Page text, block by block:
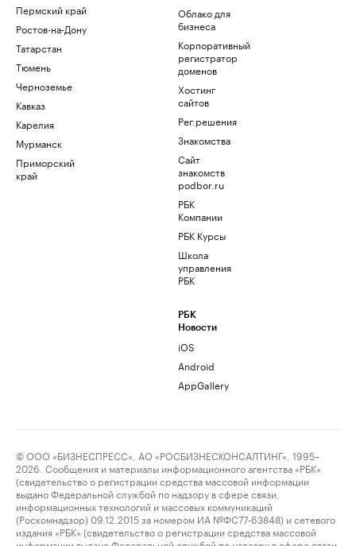
Пермский край
Ростов-на-Дону
Татарстан
Тюмень
Черноземье
Кавказ
Карелия
Мурманск
Приморский
край
Облако для
бизнеса
Корпоративный
регистратор
доменов
Хостинг
сайтов
Рег.решения
Знакомства
Сайт
знакомств
podbor.ru
РБК
Компании
РБК Курсы
Школа
управления
РБК
РБК
Новости
iOS
Android
AppGallery
© ООО «БИЗНЕСПРЕСС», АО «РОСБИЗНЕСКОНСАЛТИНГ», 1995–
2026. Сообщения и материалы информационного агентства «РБК»
(свидетельство о регистрации средства массовой информации
выдано Федеральной службой по надзору в сфере связи,
информационных технологий и массовых коммуникаций
(Роскомнадзор) 09.12.2015 за номером ИА №ФС77-63848) и сетевого
издания «РБК» (свидетельство о регистрации средства массовой